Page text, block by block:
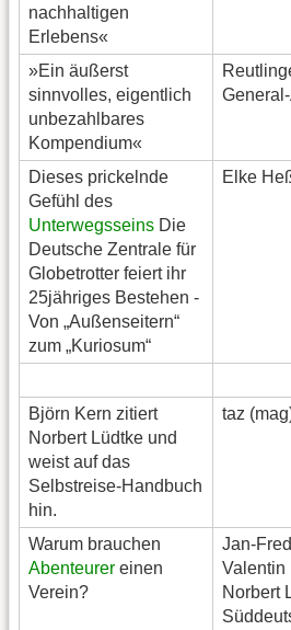
nachhaltigen
Erlebens«
»Ein äußerst
sinnvolles, eigentlich
unbezahlbares
Kompendium«
Dieses prickelnde
Gefühl des
Unterwegsseins Die
Deutsche Zentrale für
Globetrotter feiert ihr
25jähriges Bestehen -
Von „Außenseitern“
zum „Kuriosum“
Elke
Björn Kern zitiert
Norbert Lüdtke und
weist auf das
Selbstreise-Handbuch
hin.
taz
Warum brauchen
Abenteurer einen
Verein?
Jan-
Valentin
Norbert